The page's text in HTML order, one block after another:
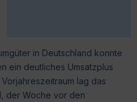
in Deutschland konnte
ein deutliches Umsatzplus
lag das
der Woche vor den